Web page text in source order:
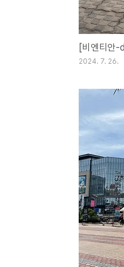
2024. 7. 26.